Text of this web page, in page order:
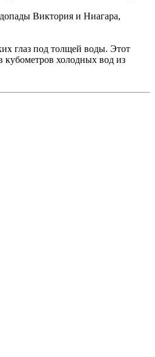
Виктория и Ниагара,
глаз под толщей воды. Этот
кубометров холодных вод из